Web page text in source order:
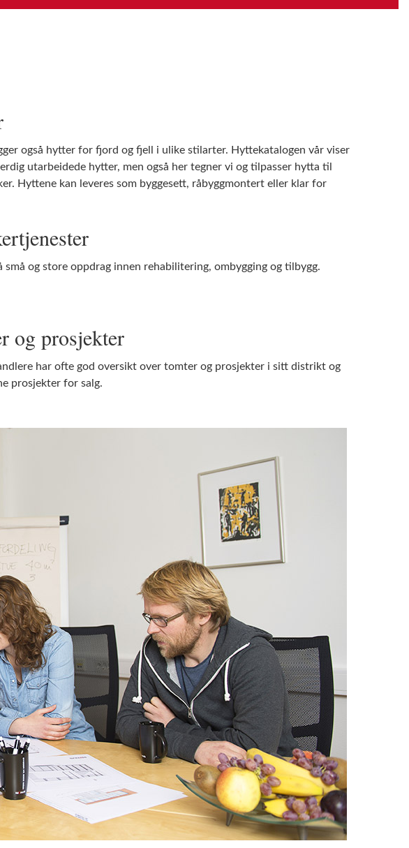
også hytter for fjord og fjell i ulike stilarter. Hyttekatalogen vår viser
utarbeidede hytter, men også her tegner vi og tilpasser hytta til
Hyttene kan leveres som byggesett, råbyggmontert eller klar for
små og store oppdrag innen rehabilitering, ombygging og tilbygg.
og prosjekter
har ofte god oversikt over tomter og prosjekter i sitt distrikt og
prosjekter for salg.